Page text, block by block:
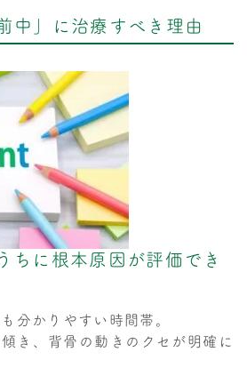
中」に治療すべき理由
に根本原因が評価でき
分かりやすい時間帯。
き、背骨の動きのクセが明確に